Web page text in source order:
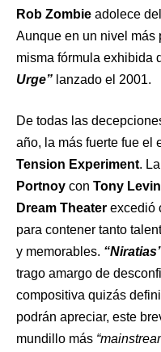
Rob Zombie adolece
Aunque en un nivel más
misma fórmula exhibida
Urge” lanzado el 2001.
De todas las
año, la más fuerte fue el
Tension Experiment.
Portnoy con Tony Levin
Dream Theater excedió
para contener tanto
y memorables.
trago amargo de
compositiva quizás
podrán apreciar, este
mundillo más